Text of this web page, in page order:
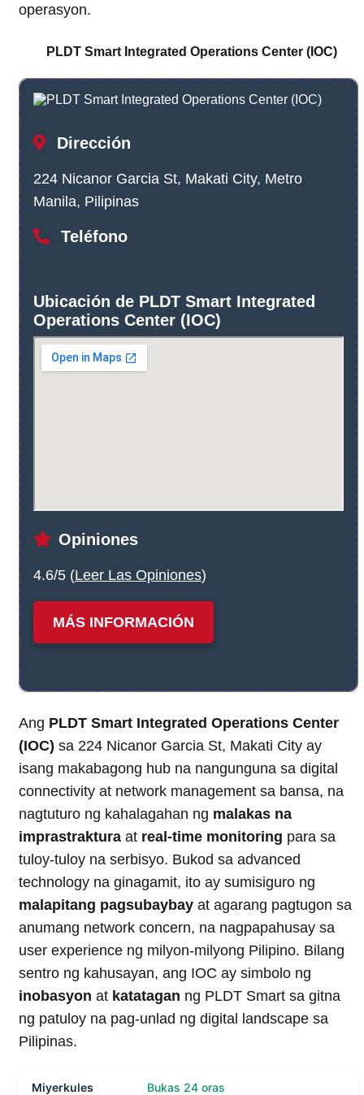
operasyon.
PLDT Smart Integrated Operations Center (IOC)
Dirección
224 Nicanor Garcia St, Makati City, Metro
Manila, Pilipinas
Teléfono
Ubicación de PLDT Smart Integrated
Operations Center (IOC)
Opiniones
4.6/5 (Leer Las Opiniones)
MÁS INFORMACIÓN
Ang PLDT Smart Integrated Operations Center
(IOC) sa 224 Nicanor Garcia St, Makati City ay
isang makabagong hub na nangunguna sa digital
connectivity at network management sa bansa, na
nagtuturo ng kahalagahan ng malakas na
imprastraktura at real-time monitoring para sa
tuloy-tuloy na serbisyo. Bukod sa advanced
technology na ginagamit, ito ay sumisiguro ng
malapitang pagsubaybay at agarang pagtugon sa
anumang network concern, na nagpapahusay sa
user experience ng milyon-milyong Pilipino. Bilang
sentro ng kahusayan, ang IOC ay simbolo ng
inobasyon at katatagan ng PLDT Smart sa gitna
ng patuloy na pag-unlad ng digital landscape sa
Pilipinas.
Miyerkules Bukas 24 oras